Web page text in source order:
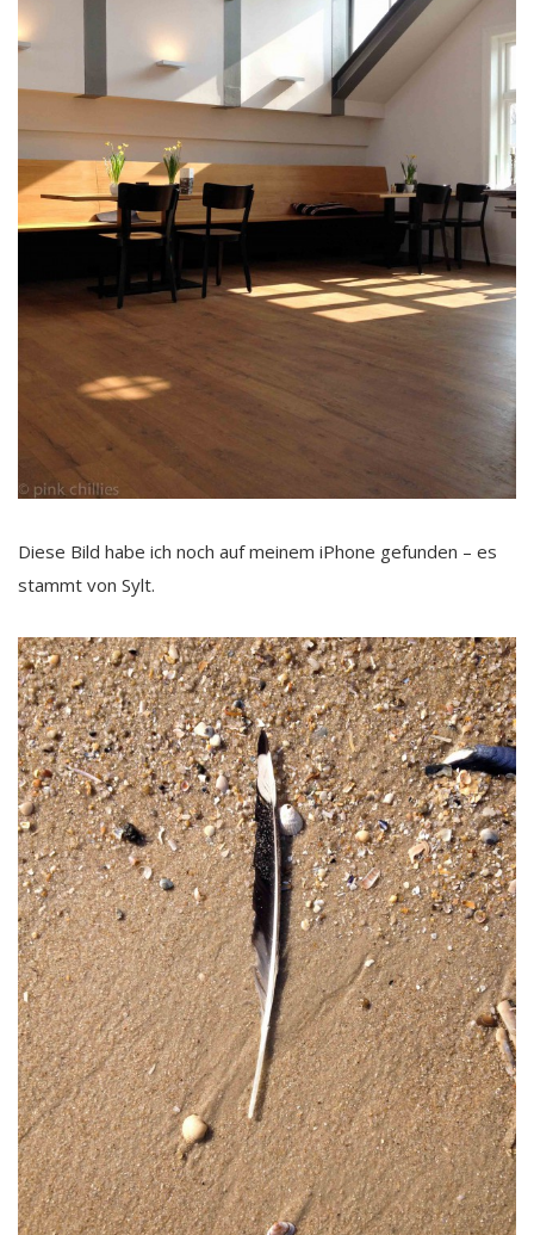
Diese Bild habe ich noch auf meinem iPhone gefunden – es
stammt von Sylt.